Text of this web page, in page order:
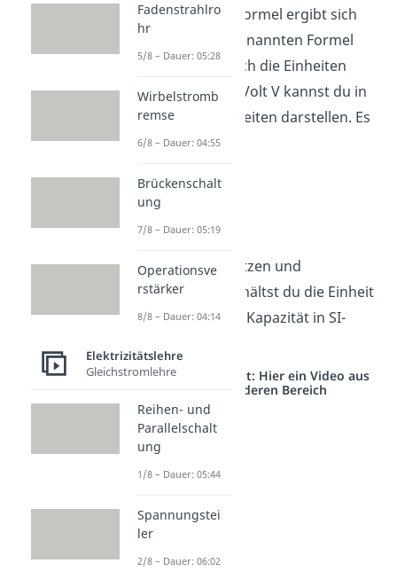
Diese Einheitenformel ergibt sich
aus der zuvor genannten Formel
. Denn auch die Einheiten
Coulomb C und Volt V kannst du in
den SI-Basiseinheiten darstellen. Es
gilt:
Durch das Einsetzen und
Vereinfachen erhältst du die Einheit
der elektrischen Kapazität in SI-
Studyflix vernetzt: Hier ein Video aus
einem anderen Bereich
Fadenstrahlro
hr
5/8 – Dauer: 05:28
Wirbelstromb
remse
6/8 – Dauer: 04:55
Brückenschalt
ung
7/8 – Dauer: 05:19
Operationsve
rstärker
8/8 – Dauer: 04:14
Elektrizitätslehre
Gleichstromlehre
Reihen- und
Parallelschalt
ung
1/8 – Dauer: 05:44
Spannungstei
ler
2/8 – Dauer: 06:02